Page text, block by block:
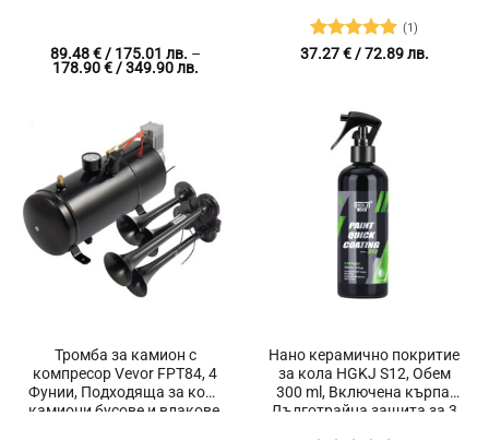
89.48€/ 175.01 лв. –
178.90€/ 349.90 лв.
Оценено с
(1)
37.27€/ 72.89 лв.
Тромба за камион с
компресор Vevor FPT84, 4
Фунии, Подходяща за коли
камиони бусове и влакове,
Нано керамично покритие
за кола HGKJ S12, Обем
300 ml, Включена кърпа,
Дълготрайна защита за 3